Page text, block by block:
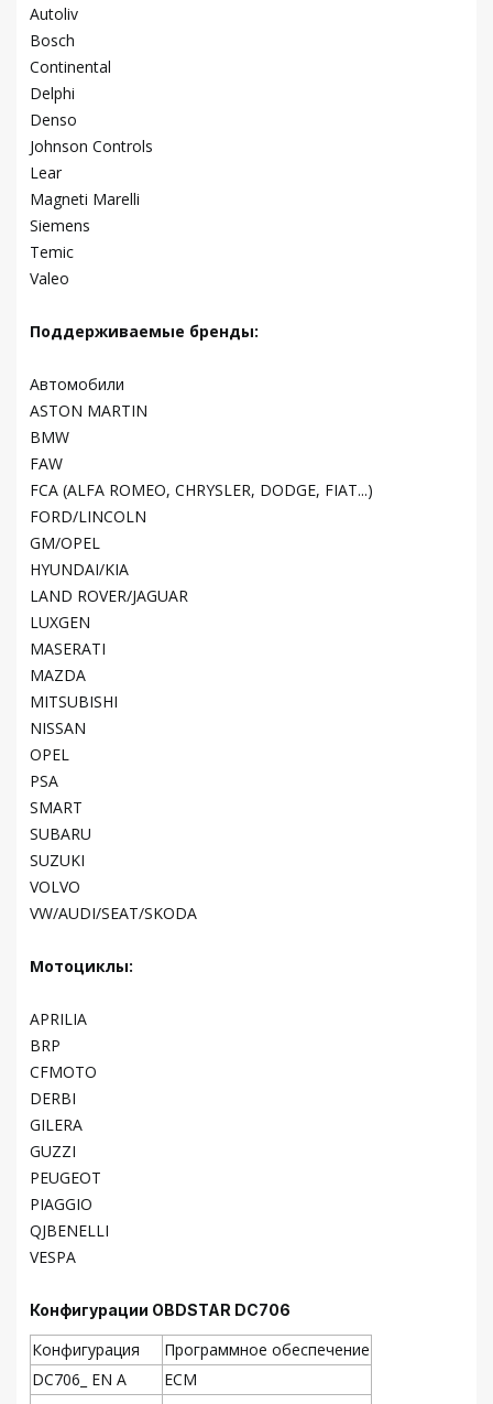
Autoliv
Bosch
Continental
Delphi
Denso
Johnson Controls
Lear
Magneti Marelli
Siemens
Temic
Valeo
Поддерживаемые бренды:
Автомобили
ASTON MARTIN
BMW
FAW
FCA (ALFA ROMEO, CHRYSLER, DODGE, FIAT...)
FORD/LINCOLN
GM/OPEL
HYUNDAI/KIA
LAND ROVER/JAGUAR
LUXGEN
MASERATI
MAZDA
MITSUBISHI
NISSAN
OPEL
PSA
SMART
SUBARU
SUZUKI
VOLVO
VW/AUDI/SEAT/SKODA
Мотоциклы:
APRILIA
BRP
CFMOTO
DERBI
GILERA
GUZZI
PEUGEOT
PIAGGIO
QJBENELLI
VESPA
Конфигурации OBDSTAR DC706
Конфигурация
Программное обеспечение
DC706_ EN A
ECM